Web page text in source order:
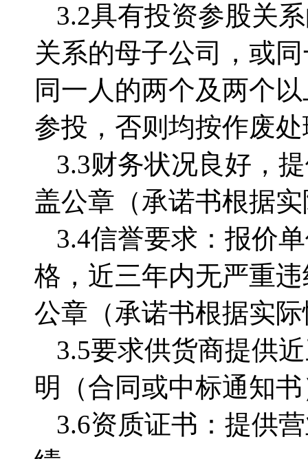
3.2具有投资参股关
关系的母子公司，或
同一人的两个及两个
参投，否则均按作废
3.3财务状况良好，
盖公章（承诺书根据
3.4信誉要求：报价
格，近三年内无严重
公章（承诺书根据实
3.5要求供货商提供
明（合同或中标通知
3.6资质证书：提供